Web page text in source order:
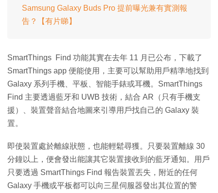
Samsung Galaxy Buds Pro 提前曝光兼有實測報
告？【有片睇】
SmartThings Find 功能其實在去年 11 月已公布，下載了
SmartThings app 便能使用，主要可以幫助用戶精準地找到
Galaxy 系列手機、平板、智能手錶或耳機。SmartThings
Find 主要透過藍牙和 UWB 技術，結合 AR（只有手機支
援）、裝置聲音結合地圖來引導用戶找自己的 Galaxy 裝
置。
即使裝置處於離線狀態，也能輕鬆尋獲。只要裝置離線 30
分鐘以上，便會發出能讓其它裝置接收到的藍牙通知。用戶
只要透過 SmartThings Find 報告裝置丟失，附近的任何
Galaxy 手機或平板都可以向三星伺服器發出其位置的警